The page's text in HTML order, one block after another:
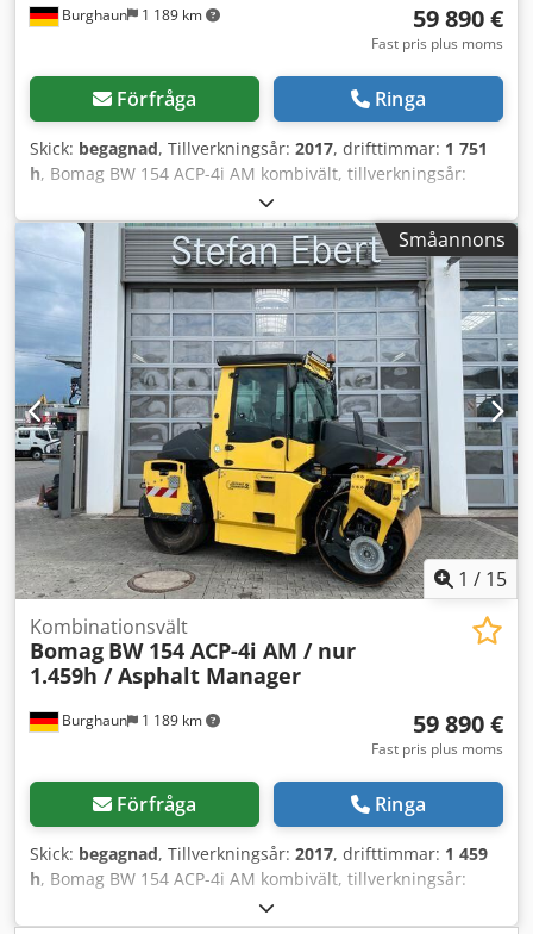
Burghaun 1 189 km 59 890 €
Fast pris plus moms
Förfråga Ringa
Skick: begagnad, Tillverkningsår: 2017, drifttimmar: 1 751
h, Bomag BW 154 ACP-4i AM kombivält, tillverkningsår:
2017, driftstimmar: endast 1 751 timmar, motor: Kubota
[55,4 kW/75 hk], Asphalt Manager 2, asfaltskäranordning
på båda sidor, vikt: 7 400 kg, slätvals, bra skick, omedelbart
driftsklar, På begäran erbjuder vi ett leasing- eller
finansieringserbjudande. Herr Mihm (tel. ) hjälper dig
gärna. Mer information finns på vår hemsida. Med
reservation för fel och mellansälj! Chsdszq Tztjpfx Aavea
Uthyrning möjligt = Mer information = Kontakta Tobias
Ebert för ytterligare information.
Småannons
1 / 15
Burghaun 1 189 km
Kombinationsvält
Bomag BW 154 ACP-4i AM / nur
1.459h / Asphalt Manager
59 890 €
Fast pris plus moms
Förfråga Ringa
Skick: begagnad, Tillverkningsår: 2017, drifttimmar: 1 459
h, Bomag BW 154 ACP-4i AM kombivält, tillverkningsår:
2017, drifttimmar: endast 1 459 timmar, motor: Kubota
[55,4 kW/75 hk], Asphalt Manager 2, asfaltfräs på höger